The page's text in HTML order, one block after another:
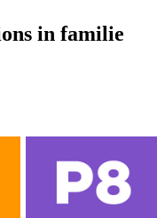
in familie